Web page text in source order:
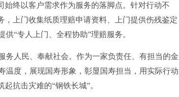
始终以客户需求作为服务的落脚点。针对行动不
上门收集纸质理赔申请资料、上门提供伤残鉴定
“专人上门、全程协助”理赔服务。
务人民、奉献社会。作为一家负责任、有担当的金
温度，展现国寿形象，彰显国寿担当，用实际行动
抗击灾难的“钢铁长城”。